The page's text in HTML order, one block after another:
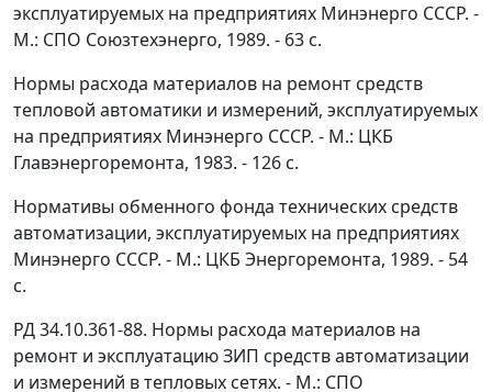
эксплуатируемых на предприятиях Минэнерго СССР. -
М.: СПО Союзтехэнерго, 1989. - 63 с.
Нормы расхода материалов на ремонт средств
тепловой автоматики и измерений, эксплуатируемых
на предприятиях Минэнерго СССР. - М.: ЦКБ
Главэнергоремонта, 1983. - 126 с.
Нормативы обменного фонда технических средств
автоматизации, эксплуатируемых на предприятиях
Минэнерго СССР. - М.: ЦКБ Энергоремонта, 1989. - 54
с.
РД 34.10.361-88. Нормы расхода материалов на
ремонт и эксплуатацию ЗИП средств автоматизации
и измерений в тепловых сетях. - М.: СПО